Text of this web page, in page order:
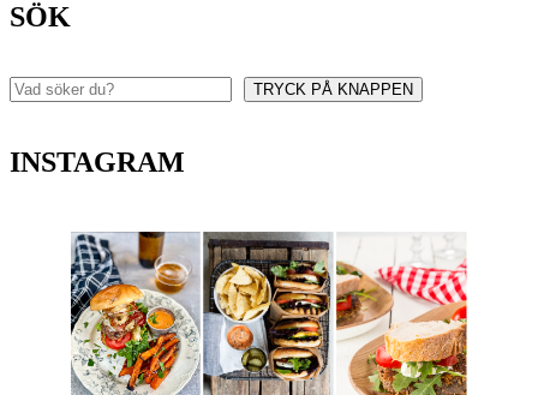
SÖK
Sök TRYCK PÅ KNAPPEN
INSTAGRAM